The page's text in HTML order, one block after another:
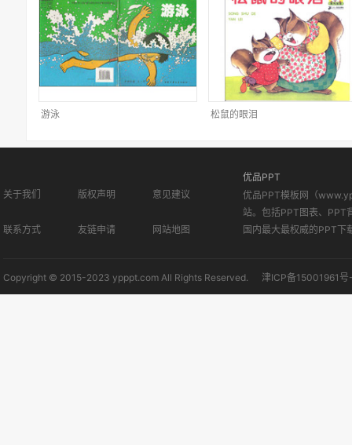
游泳 松鼠的眼泪
关于我们 版权声明 意见建议
联系方式 友链申请 网站地图
优品PPT
优品PPT模板网（
站。包括PPT图表、PPT
国内最大最权威的PPT下
Copyright © 2015-2023 ypppt.com All Rights Reserved. 津ICP备15001961号